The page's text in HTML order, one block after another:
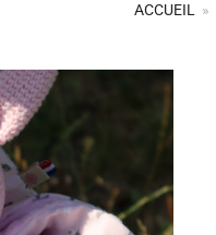
ACCUEIL »